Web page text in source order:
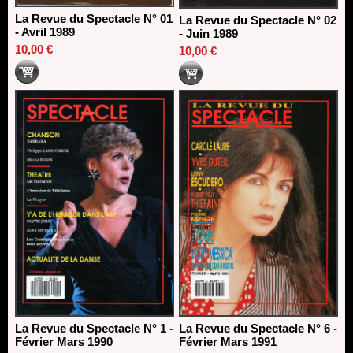
La Revue du Spectacle N° 01
- Avril 1989
10,00 €
La Revue du Spectacle N° 02
- Juin 1989
10,00 €
La Revue du Spectacle N° 1 -
Février Mars 1990
La Revue du Spectacle N° 6 -
Février Mars 1991